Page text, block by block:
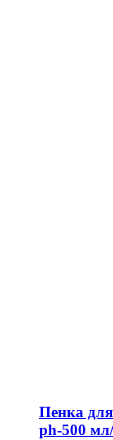
Пенка
ph-500